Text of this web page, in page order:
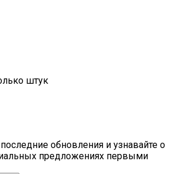
штук
обновления и узнавайте о
предложениях первыми